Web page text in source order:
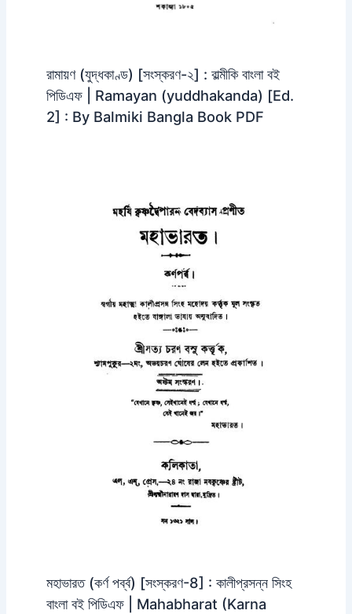
রামায়ণ (যুদ্ধকাণ্ড) [সংস্করণ-২] : বাল্মীকি বাংলা বই
পিডিএফ | Ramayan (yuddhakanda) [Ed.
2] : By Balmiki Bangla Book PDF
মহাভারত (কর্ণ পর্ব্ব) [সংস্করণ-8] : কালীপ্রসন্ন সিংহ
বাংলা বই পিডিএফ | Mahabharat (Karna